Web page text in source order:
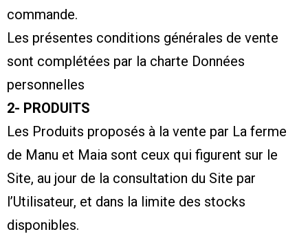
commande.
Les présentes conditions générales de vente
sont complétées par la charte Données
personnelles
2- PRODUITS
Les Produits proposés à la vente par La ferme
de Manu et Maia sont ceux qui figurent sur le
Site, au jour de la consultation du Site par
l’Utilisateur, et dans la limite des stocks
disponibles.